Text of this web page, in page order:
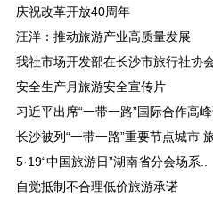
庆祝改革开放40周年
汪洋：推动旅游产业高质量发展
我社市场开发部在长沙市旅行社协
安全生产月旅游安全宣传片
习近平出席“一带一路”国际合作高
长沙被列“一带一路”重要节点城市
5·19“中国旅游日”湖南省分会场系..
自觉抵制不合理低价旅游承诺